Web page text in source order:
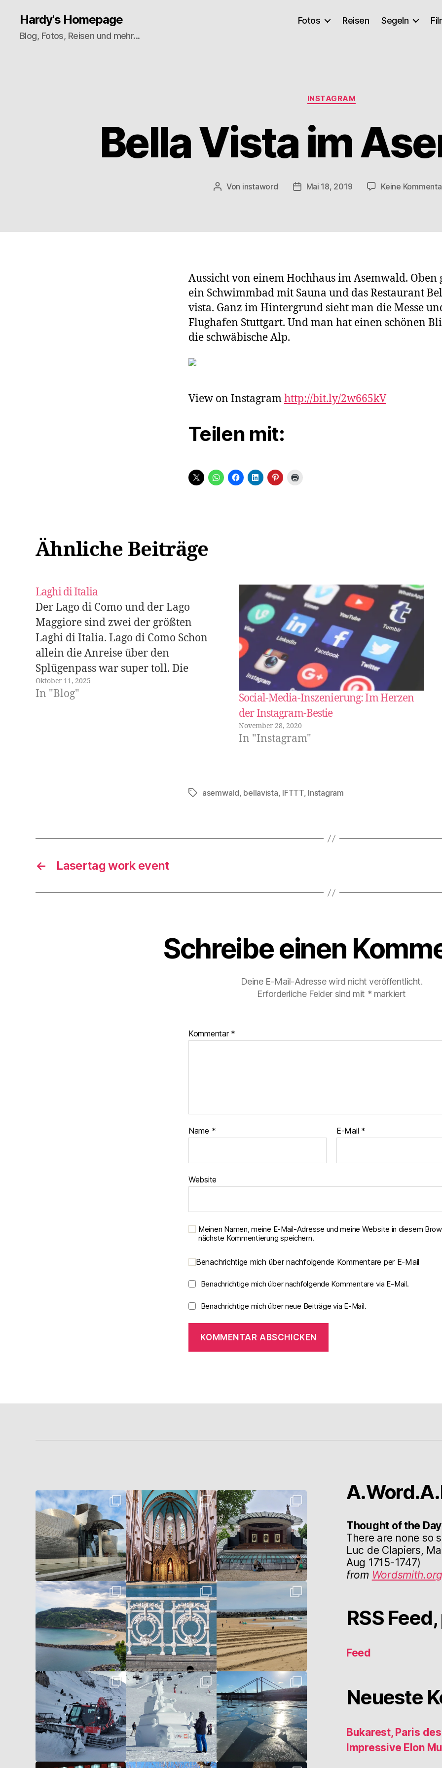
Hardy's Homepage
Blog, Fotos, Reisen und mehr...
Fotos Reisen Segeln
Kategorien
INSTAGRAM
Bella Vista im
Beitragsautor
Von instaword Veröffentlichungsdatum
Mai 18, 2019 Keine
Aussicht von einem Hochhaus im Asemwald. Oben
ein Schwimmbad mit Sauna und das Restaurant
vista. Ganz im Hintergrund sieht man die Messe
Flughafen Stuttgart. Und man hat einen schönen
die schwäbische Alp.
View on Instagramhttp://bit.ly/2w665kV
Teilen mit:
Ähnliche Beiträge
Laghi di Italia
Der Lago di Como und der Lago
Maggiore sind zwei der größten
Laghi di Italia. Lago di Como Schon
allein die Anreise über den
Splügenpass war super toll. Die
Aussicht von dort oben ist
überragend. Und man kann auch mit
Oktober 11, 2025
In "Blog"
Social-Media-Inszenierung: Im Herzen
der Instagram-Bestie
November 28, 2020
In "Instagram"
Schlagwörter
asemwald, bellavista, IFTTT, Instagram
← Lasertag work event
Schreibe einen
Deine E-Mail-Adresse wird nicht veröffentlicht.
Erforderliche Felder sind mit * markiert
Kommentar *
Name * E-Mail *
Website
Meinen Namen, meine E-Mail-Adresse und meine Website in diesem
nächste Kommentierung speichern.
Benachrichtige mich über nachfolgende Kommentare per E-Mail
Benachrichtige mich über nachfolgende Kommentare via E-Mail.
Benachrichtige mich über neue Beiträge via E-Mail.
Thought of the
There are none so
Luc de Clapiers,
Aug 1715-1747)
from
RSS
Feed
Neueste
Bukarest, Paris
Impressive Elon